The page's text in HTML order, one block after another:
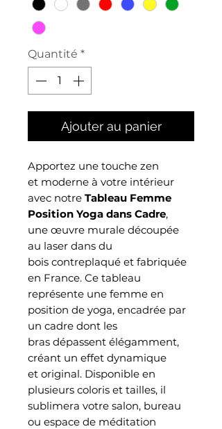
Quantité *
Ajouter au panier
Apportez une touche zen
et moderne à votre intérieur
avec notre Tableau Femme
Position Yoga dans Cadre,
une œuvre murale découpée
au laser dans du
bois contreplaqué et fabriquée
en France. Ce tableau
représente une femme en
position de yoga, encadrée par
un cadre dont les
bras dépassent élégamment,
créant un effet dynamique
et original. Disponible en
plusieurs coloris et tailles, il
sublimera votre salon, bureau
ou espace de méditation